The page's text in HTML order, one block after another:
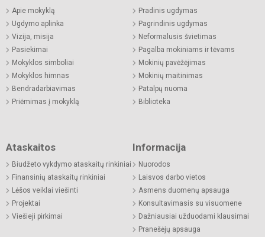
Apie mokyklą
Ugdymo aplinka
Vizija, misija
Pasiekimai
Mokyklos simboliai
Mokyklos himnas
Bendradarbiavimas
Priėmimas į mokyklą
Pradinis ugdymas
Pagrindinis ugdymas
Neformalusis švietimas
Pagalba mokiniams ir tėvams
Mokinių pavėžėjimas
Mokinių maitinimas
Patalpų nuoma
Biblioteka
Ataskaitos
Biudžeto vykdymo ataskaitų rinkiniai
Finansinių ataskaitų rinkiniai
Lėšos veiklai viešinti
Projektai
Viešieji pirkimai
Informacija
Nuorodos
Laisvos darbo vietos
Asmens duomenų apsauga
Konsultavimasis su visuomene
Dažniausiai užduodami klausimai
Pranešėjų apsauga